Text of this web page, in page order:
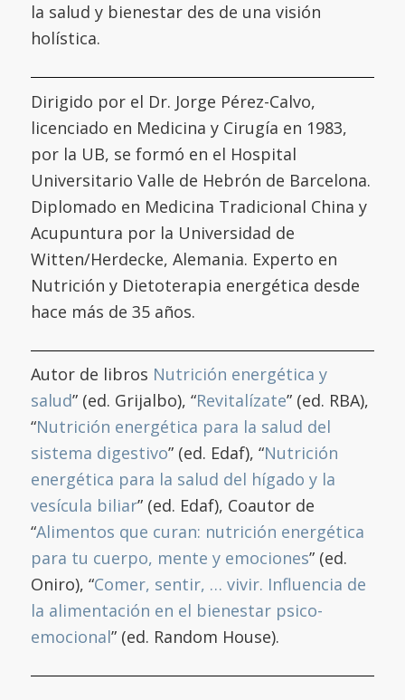
la salud y bienestar des de una visión
holística.
Dirigido por el Dr. Jorge Pérez-Calvo,
licenciado en Medicina y Cirugía en 1983,
por la UB, se formó en el Hospital
Universitario Valle de Hebrón de Barcelona.
Diplomado en Medicina Tradicional China y
Acupuntura por la Universidad de
Witten/Herdecke, Alemania. Experto en
Nutrición y Dietoterapia energética desde
hace más de 35 años.
Autor de libros Nutrición energética y
salud” (ed. Grijalbo), “Revitalízate” (ed. RBA),
“Nutrición energética para la salud del
sistema digestivo” (ed. Edaf), “Nutrición
energética para la salud del hígado y la
vesícula biliar” (ed. Edaf), Coautor de
“Alimentos que curan: nutrición energética
para tu cuerpo, mente y emociones” (ed.
Oniro), “Comer, sentir, … vivir. Influencia de
la alimentación en el bienestar psico-
emocional” (ed. Random House).